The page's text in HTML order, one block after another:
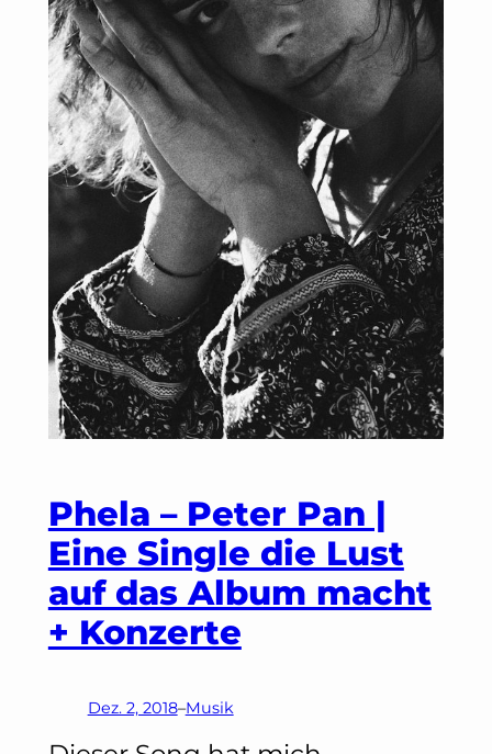
Phela – Peter Pan |
Eine Single die Lust
auf das Album macht
+ Konzerte
Dez. 2, 2018–Musik